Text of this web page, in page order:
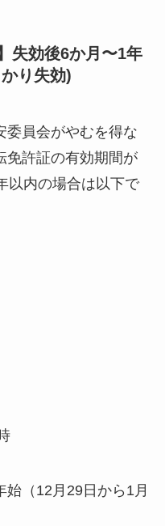
失効後6か月〜1年
り失効)
委員会がやむを得な
免許証の有効期間が
以内の場合は以下で
（12月29日から1月